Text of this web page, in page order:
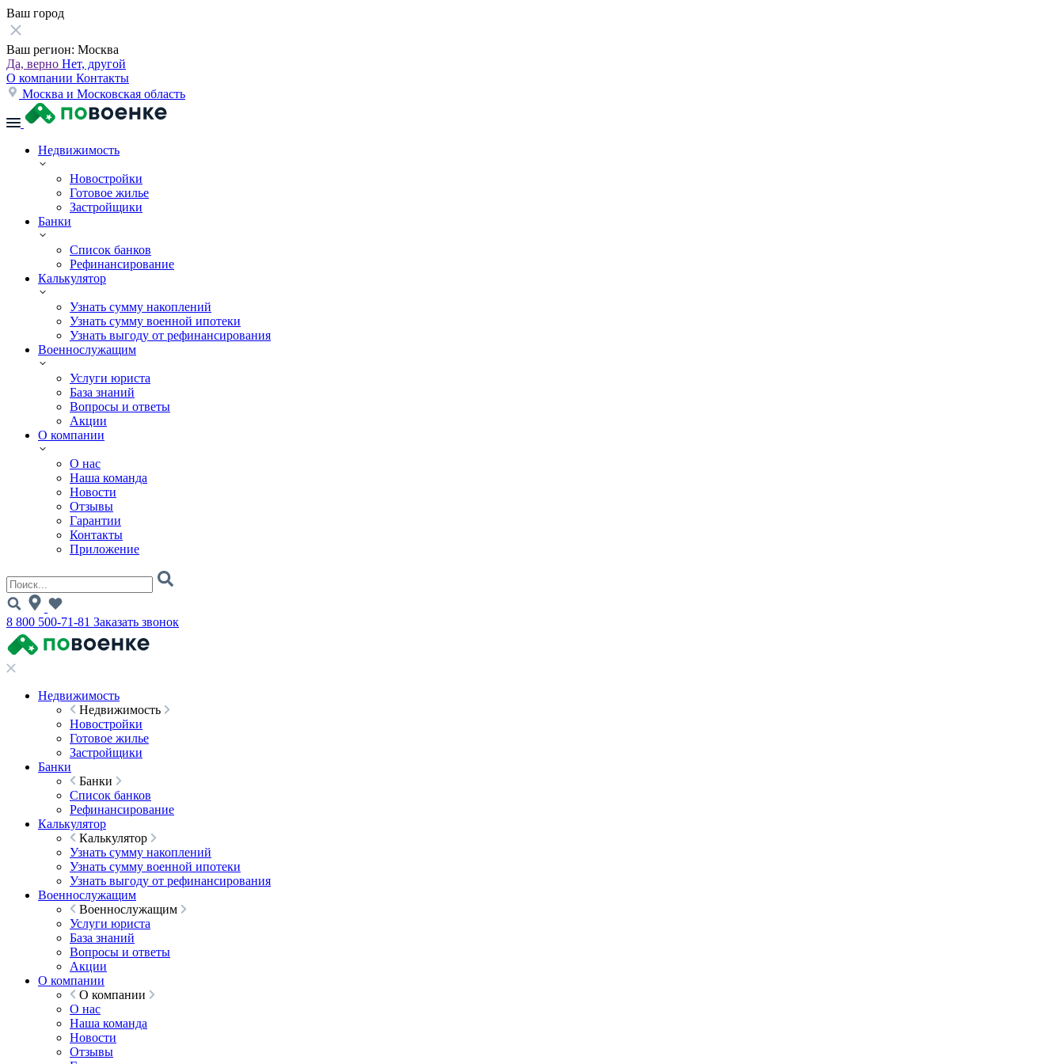
Ваш город
Ваш регион: Москва
Да, верно Нет, другой
О компании Контакты
Москва и Московская область
Недвижимость
Новостройки
Готовое жилье
Застройщики
Банки
Список банков
Рефинансирование
Калькулятор
Узнать сумму накоплений
Узнать сумму военной ипотеки
Узнать выгоду от рефинансирования
Военнослужащим
Услуги юриста
База знаний
Вопросы и ответы
Акции
О компании
О нас
Наша команда
Новости
Отзывы
Гарантии
Контакты
Приложение
8 800 500-71-81 Заказать звонок
Недвижимость
Недвижимость
Новостройки
Готовое жилье
Застройщики
Банки
Банки
Список банков
Рефинансирование
Калькулятор
Калькулятор
Узнать сумму накоплений
Узнать сумму военной ипотеки
Узнать выгоду от рефинансирования
Военнослужащим
Военнослужащим
Услуги юриста
База знаний
Вопросы и ответы
Акции
О компании
О компании
О нас
Наша команда
Новости
Отзывы